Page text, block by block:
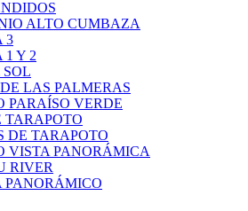
ALTO CUMBAZA
3
1 Y 2
LAS PALMERAS
PARAÍSO VERDE
TARAPOTO
DE TARAPOTO
VISTA PANORÁMICA
RIVER
PANORÁMICO